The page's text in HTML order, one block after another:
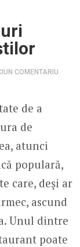
COMENTARIU
de a
de
atunci
populară,
care, deși ar
ascund
Unul dintre
poate